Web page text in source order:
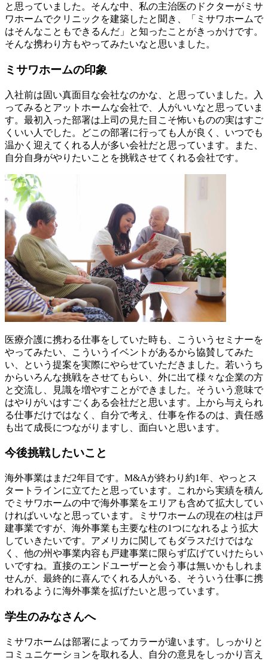
と思っていました。そんな中、私の主治医のドクターがミサ
ワホームでクリニックを建築したと聞き、「ミサワホームで
はそんなこともできるんだ」と知ったことがきっかけです。
そんな携わり方もやってみたいなと思いました。
ミサワホームの印象
入社前は固い真面目な会社なのかな、と思っていました。入
ってみるとアットホームな会社で、人がいいなと思っていま
す。最初入った部署は上司の見た目こそ怖いものの実はすご
くいい人でした。どこの部署に行っても人が良く、いつでも
温かく迎えてくれる人が多い会社だと思っています。また、
自分自身がやりたいことを挑戦させてくれる会社です。
医療介護に携わる仕事をしていた時も、こういうセミナーを
やってみたい、こういうイベントがあるから協賛してみた
い、という提案を実際にやらせていただきました。若いうち
からいろんな挑戦をさせてもらい、外に出て様々な企業の方
と交流し、見識を増やすことができました。そういう意味で
はやりがいはすごくある会社だと思います。上から与えられ
る仕事だけではなく、自分で考え、仕事を作るのは、責任感
も出て成長につながりますし、面白いと思います。
今後挑戦したいこと
海外事業はまだ2年目です。M&Aが終わり約1年、やっとス
タートラインに立てたと思っています。これから実績を積ん
でミサワホームの中で海外事業をエリアも含めて拡大してい
ければいいなと思っています。ミサワホームの現在の柱は戸
建事業ですが、海外事業も主要な柱の1つになれるよう拡大
していきたいです。アメリカに関してもダラスだけではな
く、他の州や事業内容も戸建事業に限らず広げていけたらい
いですね。直接のエンドユーザーと会う事は無いかもしれま
せんが、最終的に喜んでくれる人がいる、そういう仕事に携
われるように海外事業を拡げたいと思っています。
学生のみなさんへ
ミサワホームは部署によってカラーが違います。しっかりと
コミュニケーションを取れる人、自分の意見をしっかり言え